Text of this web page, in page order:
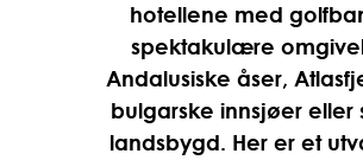
hotellene med
spektakulære
Andalusiske åser,
bulgarske innsjøer eller
landsbygd. Her er et